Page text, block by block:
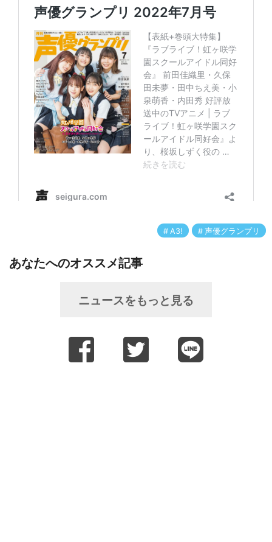
A3! 声優グランプリ
あなたへのオススメ記事
ニュースをもっと見る